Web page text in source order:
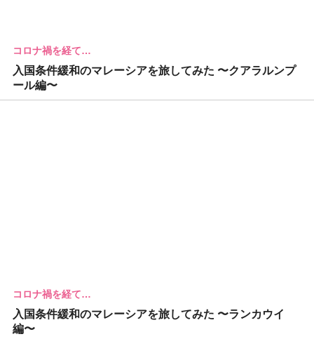
コロナ禍を経て…
入国条件緩和のマレーシアを旅してみた 〜クアラルンプ
ール編〜
コロナ禍を経て…
入国条件緩和のマレーシアを旅してみた 〜ランカウイ
編〜